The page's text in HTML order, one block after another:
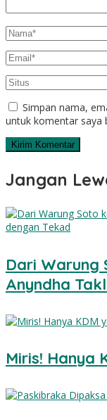
Simpan nama,
untuk komentar saya
Jangan
Dari Warung
Anyndha
Miris! Hanya